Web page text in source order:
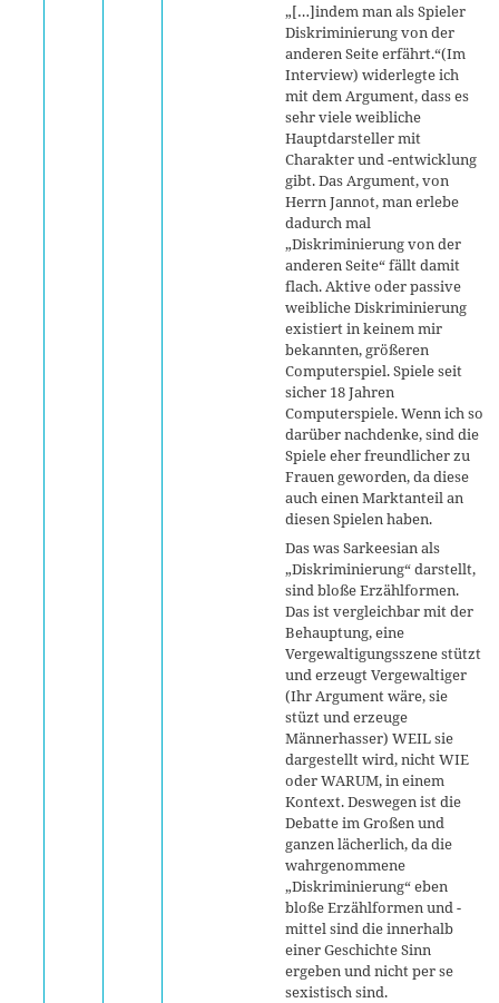
„[…]indem man als Spieler
Diskriminierung von der
anderen Seite erfährt.“(Im
Interview) widerlegte ich
mit dem Argument, dass es
sehr viele weibliche
Hauptdarsteller mit
Charakter und -entwicklung
gibt. Das Argument, von
Herrn Jannot, man erlebe
dadurch mal
„Diskriminierung von der
anderen Seite“ fällt damit
flach. Aktive oder passive
weibliche Diskriminierung
existiert in keinem mir
bekannten, größeren
Computerspiel. Spiele seit
sicher 18 Jahren
Computerspiele. Wenn ich so
darüber nachdenke, sind die
Spiele eher freundlicher zu
Frauen geworden, da diese
auch einen Marktanteil an
diesen Spielen haben.
Das was Sarkeesian als
„Diskriminierung“ darstellt,
sind bloße Erzählformen.
Das ist vergleichbar mit der
Behauptung, eine
Vergewaltigungsszene stützt
und erzeugt Vergewaltiger
(Ihr Argument wäre, sie
stüzt und erzeuge
Männerhasser) WEIL sie
dargestellt wird, nicht WIE
oder WARUM, in einem
Kontext. Deswegen ist die
Debatte im Großen und
ganzen lächerlich, da die
wahrgenommene
„Diskriminierung“ eben
bloße Erzählformen und -
mittel sind die innerhalb
einer Geschichte Sinn
ergeben und nicht per se
sexistisch sind.